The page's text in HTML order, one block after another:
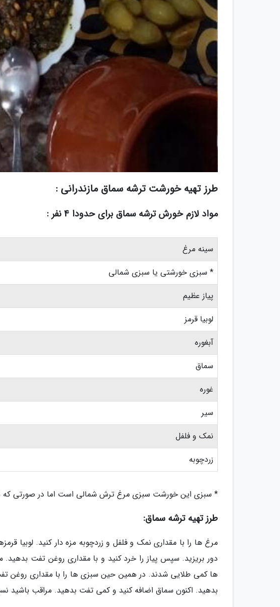
طرز تهیه خورشت ترشه سماق مازندرانی :
مواد لازم خورش ترشه سماق برای حدودا 4 نفر :
سینه مرغ
* سبزی خورشتی یا سبزی شمالی
پیاز عظیم
لوبیا قرمز
آبغوره
سماق
غوره
سیر
نمک و فلفل
زردچوبه
* سبزی این خورشت سبزی مرغ ترش شمالی است اما در صورتی که
طرز تهیه ترشه سماق:
مرغ ها را با مقداری نمک و فلفل و زردچوبه مزه دار کنید. لوبیا
دور بریزید. سپس پیاز را خرد کنید و با مقداری روغن تفت
ها کمی طلایی شدند. در همین حین سبزی ها را با مقداری روغن
بدهید. اکنون سماق اضافه کنید و کمی تفت بدهید. مراقب باشید